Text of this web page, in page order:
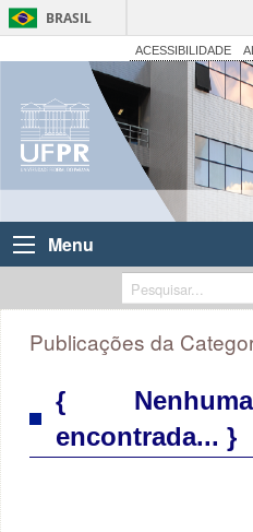
BRASIL
ACESSIBILIDADE
Menu
Publicações da
{
encontrada... }